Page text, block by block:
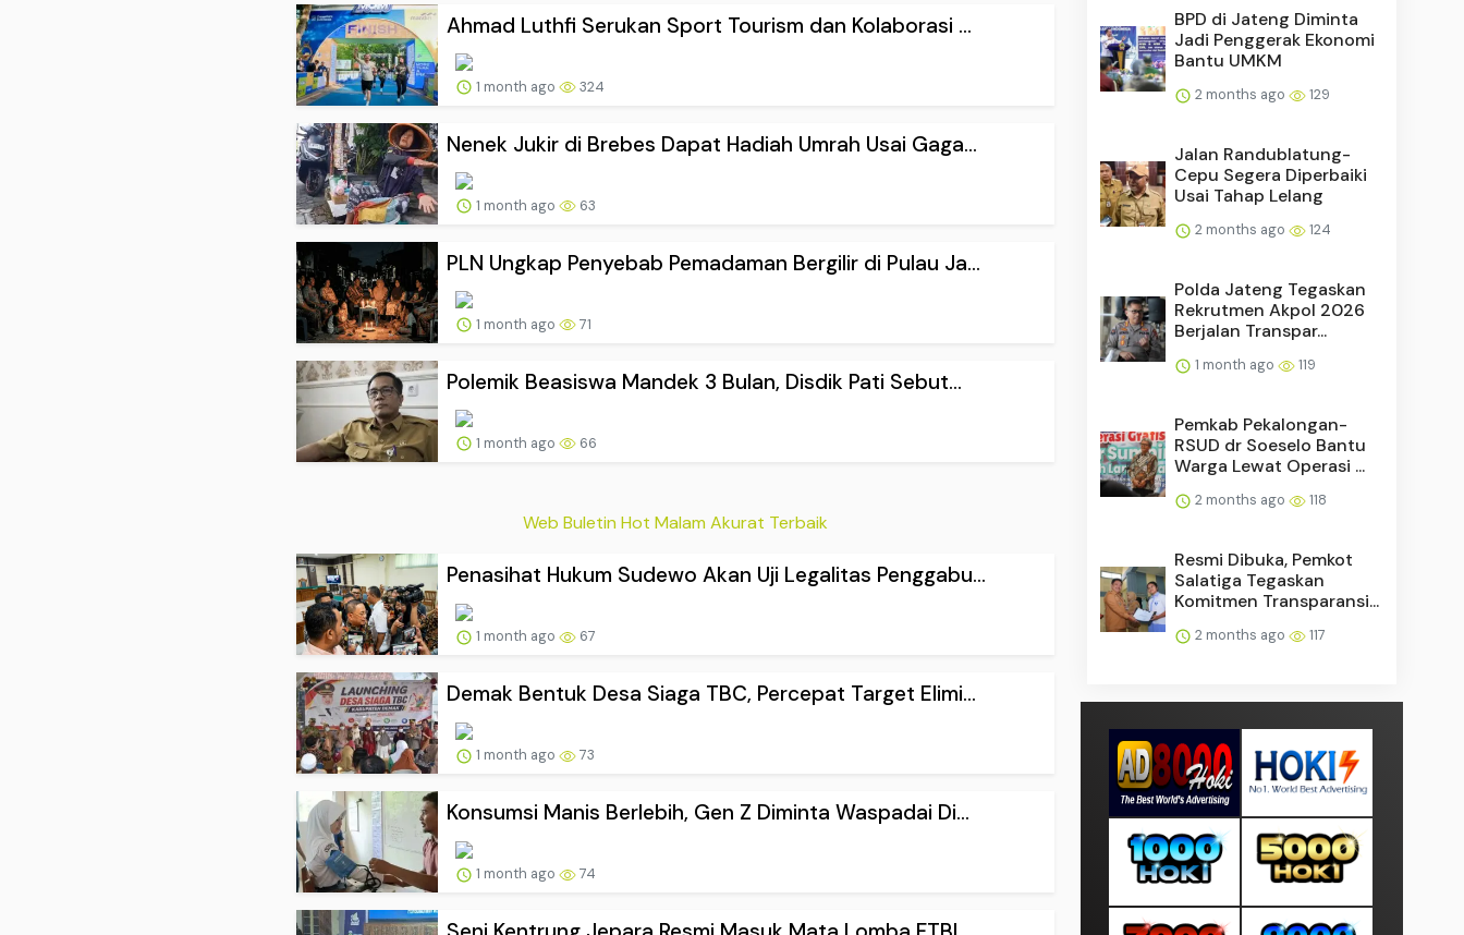
Ahmad Luthfi Serukan Sport Tourism dan Kolaborasi ...
1 month ago 324
Nenek Jukir di Brebes Dapat Hadiah Umrah Usai Gaga...
1 month ago 63
PLN Ungkap Penyebab Pemadaman Bergilir di Pulau Ja...
1 month ago 71
Polemik Beasiswa Mandek 3 Bulan, Disdik Pati Sebut...
1 month ago 66
Web Buletin Hot Malam Akurat Terbaik
Penasihat Hukum Sudewo Akan Uji Legalitas Penggabu...
1 month ago 67
Demak Bentuk Desa Siaga TBC, Percepat Target Elimi...
1 month ago 73
Konsumsi Manis Berlebih, Gen Z Diminta Waspadai Di...
1 month ago 74
BPD di Jateng Diminta
Jadi Penggerak Ekonomi
Bantu UMKM
2 months ago 129
Jalan Randublatung-
Cepu Segera Diperbaiki
Usai Tahap Lelang
2 months ago 124
Polda Jateng Tegaskan
Rekrutmen Akpol 2026
Berjalan Transpar...
1 month ago 119
Pemkab Pekalongan-
RSUD dr Soeselo Bantu
Warga Lewat Operasi ...
2 months ago 118
Resmi Dibuka, Pemkot
Salatiga Tegaskan
Komitmen Transparansi...
2 months ago 117